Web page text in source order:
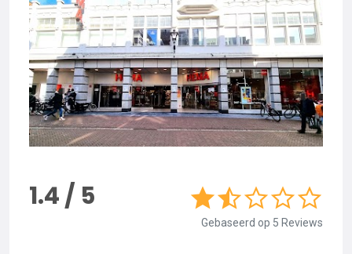
1.4 / 5
Gebaseerd op 5 Reviews